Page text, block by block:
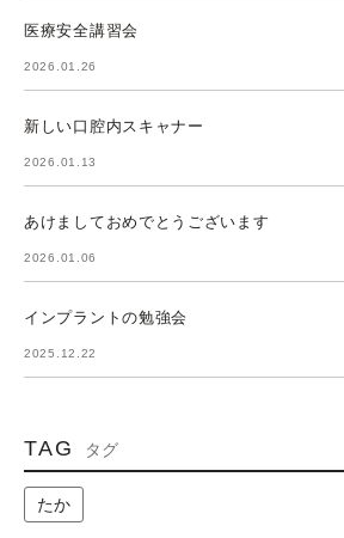
医療安全講習会
2026.01.26
新しい口腔内スキャナー
2026.01.13
あけましておめでとうございます
2026.01.06
インプラントの勉強会
2025.12.22
TAG タグ
たか